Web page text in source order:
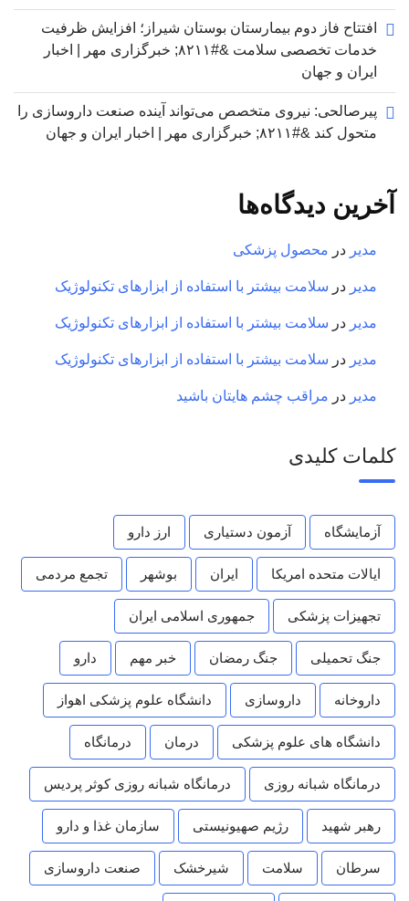
افتتاح فاز دوم بیمارستان بوستان شیراز؛ افزایش ظرفیت
خدمات تخصصی سلامت &#۸۲۱۱; خبرگزاری مهر | اخبار
ایران و جهان
پیرصالحی: نیروی متخصص می‌تواند آینده صنعت داروسازی را
متحول کند &#۸۲۱۱; خبرگزاری مهر | اخبار ایران و جهان
آخرین دیدگاه‌ها
مدیر در محصول پزشکی
مدیر در سلامت بیشتر با استفاده از ابزارهای تکنولوژیک
مدیر در سلامت بیشتر با استفاده از ابزارهای تکنولوژیک
مدیر در سلامت بیشتر با استفاده از ابزارهای تکنولوژیک
مدیر در مراقب چشم هایتان باشید
کلمات کلیدی
آزمایشگاه آزمون دستیاری ارز دارو
ایالات متحده امریکا ایران بوشهر تجمع مردمی
تجهیزات پزشکی جمهوری اسلامی ایران
جنگ تحمیلی جنگ رمضان خبر مهم دارو
داروخانه داروسازی دانشگاه علوم پزشکی اهواز
دانشگاه های علوم پزشکی درمان درمانگاه
درمانگاه شبانه روزی درمانگاه شبانه روزی کوثر پردیس
رهبر شهید رژیم صهیونیستی سازمان غذا و دارو
سرطان سلامت شیرخشک صنعت داروسازی